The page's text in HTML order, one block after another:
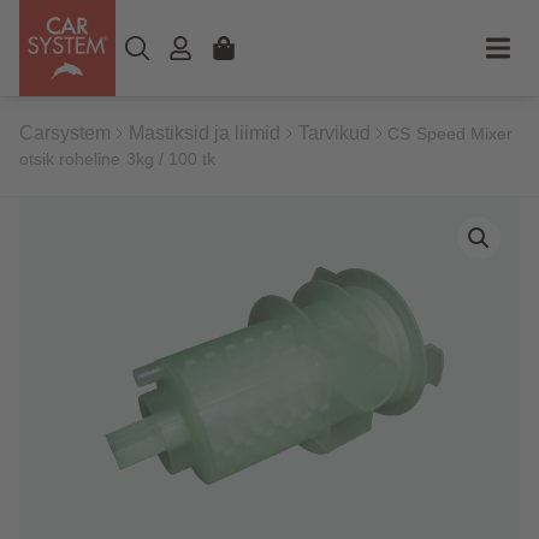
Carsystem Mastiksid ja liimid Tarvikud
CS Speed Mixer
otsik roheline 3kg / 100 tk